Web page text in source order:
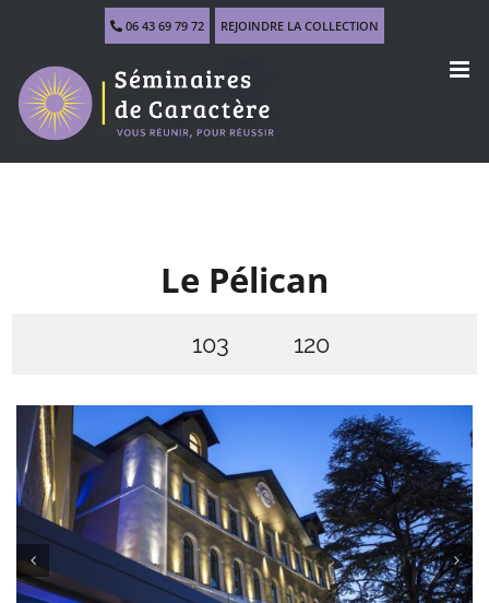
06 43 69 79 72 REJOINDRE LA COLLECTION
Le Pélican
103 120